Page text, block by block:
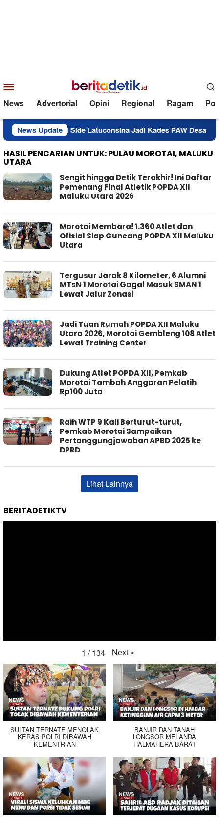
Mobile
News Advertorial Opini Regional Ragam
News Update
Mursid Side Latuconsina Jadi Kades PAW Desa Sabala
HASIL PENCARIAN UNTUK: PULAU MOROTAI, MALUKU
UTARA
Sengit hingga Detik Terakhir! Ini Daftar
Pemenang Final Atletik POPDA XII
Maluku Utara 2026
Morotai Membara! 1.360 Atlet dan
Ofisial Siap Guncang POPDA XII Maluku
Utara
Tergusur Jarak 8 Kilometer, 6 Alumni
MTsN 1 Morotai Gagal Masuk SMAN 1
Lewat Jalur Zonasi
Jadi Tuan Rumah POPDA XII Maluku
Utara 2026, Morotai Gembleng 108 Atlet
Lewat Training Center
Dukung Atlet POPDA XII, Pemkab
Morotai Tambah Anggaran Pelatih
Rp100 Juta
Raih WTP 9 Kali Berturut-turut,
Pemkab Morotai Sampaikan
Pertanggungjawaban APBD 2025 ke
DPRD
Lihat Lainnya
BERITADETIKTV
1 / 134 Next »
SULTAN TERNATE MENOLAK
KERAS POLRI DIBAWAH
KEMENTRIAN
BANJIR DAN TANAH
LONGSOR MELANDA
HALMAHERA BARAT